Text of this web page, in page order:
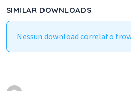
SIMILAR DOWNLOADS
Nessun download correlato